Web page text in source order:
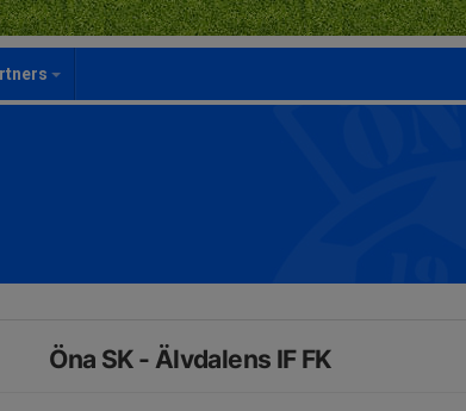
Öna SK - Älvdalens IF FK